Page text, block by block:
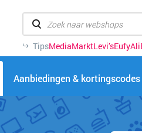
TipsMediaMarktLevi’sEufy
Aanbiedingen & kortingscodes